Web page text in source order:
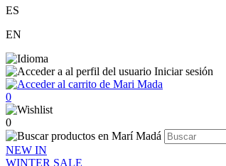
ES
EN
Iniciar sesión
0
0
NEW IN
WINTER SALE